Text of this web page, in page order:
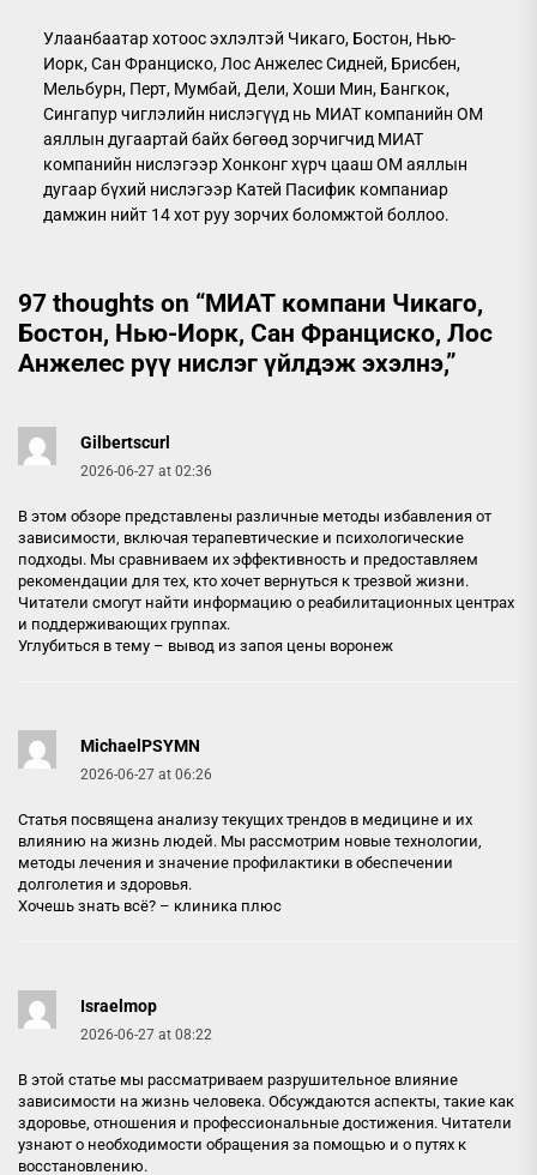
Улаанбаатар хотоос эхлэлтэй Чикаго, Бостон, Нью-
Иорк, Сан Франциско, Лос Анжелес Сидней, Брисбен,
Мельбурн, Перт, Мумбай, Дели, Хоши Мин, Бангкок,
Сингапур чиглэлийн нислэгүүд нь МИАТ компанийн ОМ
аяллын дугаартай байх бөгөөд зорчигчид МИАТ
компанийн нислэгээр Хонконг хүрч цааш ОМ аяллын
дугаар бүхий нислэгээр Катей Пасифик компаниар
дамжин нийт 14 хот руу зорчих боломжтой боллоо.
97 thoughts on “МИАТ компани Чикаго,
Бостон, Нью-Иорк, Сан Франциско, Лос
Анжелес рүү нислэг үйлдэж эхэлнэ,”
Gilbertscurl
2026-06-27 at 02:36
В этом обзоре представлены различные методы избавления от
зависимости, включая терапевтические и психологические
подходы. Мы сравниваем их эффективность и предоставляем
рекомендации для тех, кто хочет вернуться к трезвой жизни.
Читатели смогут найти информацию о реабилитационных центрах
и поддерживающих группах.
Углубиться в тему – вывод из запоя цены воронеж
MichaelPSYMN
2026-06-27 at 06:26
Статья посвящена анализу текущих трендов в медицине и их
влиянию на жизнь людей. Мы рассмотрим новые технологии,
методы лечения и значение профилактики в обеспечении
долголетия и здоровья.
Хочешь знать всё? – клиника плюс
Israelmop
2026-06-27 at 08:22
В этой статье мы рассматриваем разрушительное влияние
зависимости на жизнь человека. Обсуждаются аспекты, такие как
здоровье, отношения и профессиональные достижения. Читатели
узнают о необходимости обращения за помощью и о путях к
восстановлению.